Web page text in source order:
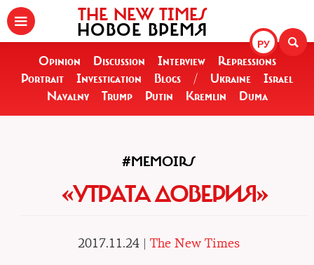
РУ
THE NEW TIMES
НОВОЕ ВРЕМЯ
Opinion Discussion Interview
Repressions
Portrait
Investigation Blogs / Ukraine
Israel
Navalny
Trump Putin Kremlin Duma
#MEMOIRS
«УТРАТА ДОВЕРИЯ»
2017.11.24 | The New Times